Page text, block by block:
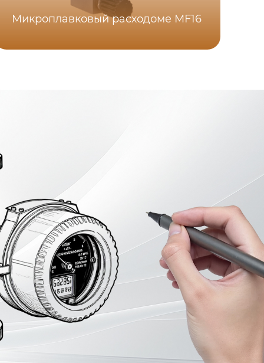
Микроплавковый расходоме MF16